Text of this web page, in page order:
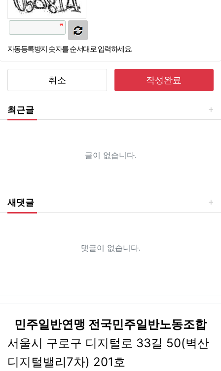
자동등록방지 숫자를 순서대로 입력하세요.
작성완료
취소
최근글
글이 없습니다.
새댓글
댓글이 없습니다.
민주일반연맹 전국민주일반노동조합
서울시 구로구 디지털로 33길 50(벽산
디지털밸리7차) 201호